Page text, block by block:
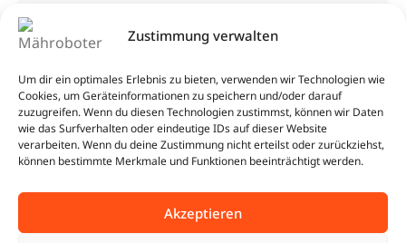
Zustimmung verwalten
Um dir ein optimales Erlebnis zu bieten, verwenden wir Technologien wie
Cookies, um Geräteinformationen zu speichern und/oder darauf
zuzugreifen. Wenn du diesen Technologien zustimmst, können wir Daten
wie das Surfverhalten oder eindeutige IDs auf dieser Website
verarbeiten. Wenn du deine Zustimmung nicht erteilst oder zurückziehst,
können bestimmte Merkmale und Funktionen beeinträchtigt werden.
Akzeptieren
für große Flächen?
Wie schafft der Mähroboter mit Vision AI
Steigungen bis 70 %?
Wie erkennt der X7 Hindernisse?